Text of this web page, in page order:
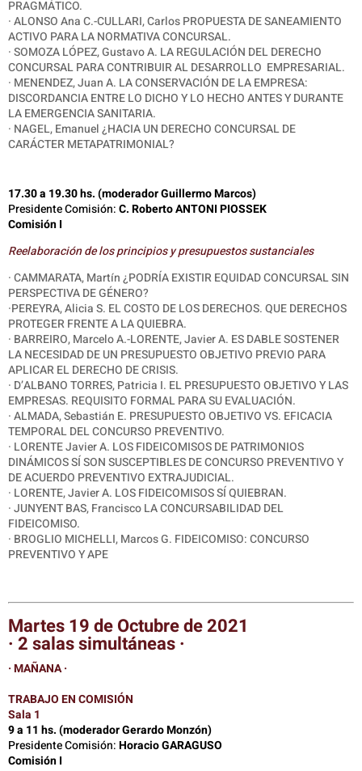
PRAGMÁTICO.
· ALONSO Ana C.-CULLARI, Carlos PROPUESTA DE SANEAMIENTO
ACTIVO PARA LA NORMATIVA CONCURSAL.
· SOMOZA LÓPEZ, Gustavo A. LA REGULACIÓN DEL DERECHO
CONCURSAL PARA CONTRIBUIR AL DESARROLLO EMPRESARIAL.
· MENENDEZ, Juan A. LA CONSERVACIÓN DE LA EMPRESA:
DISCORDANCIA ENTRE LO DICHO Y LO HECHO ANTES Y DURANTE
LA EMERGENCIA SANITARIA.
· NAGEL, Emanuel ¿HACIA UN DERECHO CONCURSAL DE
CARÁCTER METAPATRIMONIAL?
17.30 a 19.30 hs. (moderador Guillermo Marcos)
Presidente Comisión:C. Roberto ANTONI PIOSSEK
Comisión I
Reelaboración de los principios y presupuestos sustanciales
· CAMMARATA, Martín ¿PODRÍA EXISTIR EQUIDAD CONCURSAL SIN
PERSPECTIVA DE GÉNERO?
·PEREYRA, Alicia S. EL COSTO DE LOS DERECHOS. QUE DERECHOS
PROTEGER FRENTE A LA QUIEBRA.
· BARREIRO, Marcelo A.-LORENTE, Javier A. ES DABLE SOSTENER
LA NECESIDAD DE UN PRESUPUESTO OBJETIVO PREVIO PARA
APLICAR EL DERECHO DE CRISIS.
· D’ALBANO TORRES, Patricia I. EL PRESUPUESTO OBJETIVO Y LAS
EMPRESAS. REQUISITO FORMAL PARA SU EVALUACIÓN.
· ALMADA, Sebastián E. PRESUPUESTO OBJETIVO VS. EFICACIA
TEMPORAL DEL CONCURSO PREVENTIVO.
· LORENTE Javier A. LOS FIDEICOMISOS DE PATRIMONIOS
DINÁMICOS SÍ SON SUSCEPTIBLES DE CONCURSO PREVENTIVO Y
DE ACUERDO PREVENTIVO EXTRAJUDICIAL.
· LORENTE, Javier A. LOS FIDEICOMISOS SÍ QUIEBRAN.
·JUNYENT BAS, Francisco LA CONCURSABILIDAD DEL
FIDEICOMISO.
· BROGLIO MICHELLI, Marcos G. FIDEICOMISO: CONCURSO
PREVENTIVO Y APE
Martes 19 de Octubre de 2021
· 2 salas simultáneas ·
· MAÑANA ·
TRABAJO EN COMISIÓN
Sala 1
9 a 11 hs. (moderador Gerardo Monzón)
Presidente Comisión:Horacio GARAGUSO
Comisión I